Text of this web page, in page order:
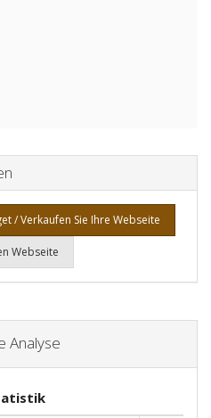
/ Verkaufen Sie Ihre Webseite
Webseite
Analyse